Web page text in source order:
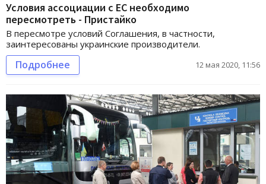
Условия ассоциации с ЕС необходимо
пересмотреть - Пристайко
В пересмотре условий Соглашения, в частности,
заинтересованы украинские производители.
Подробнее 12 мая 2020, 11:56